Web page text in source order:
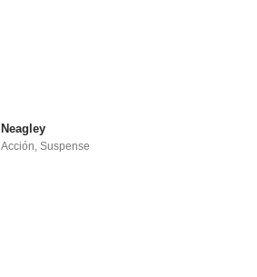
Neagley
Acción,Suspense